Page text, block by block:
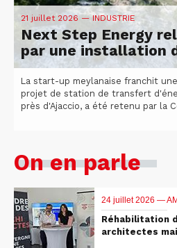
21 juillet 2026 — INDUSTRIE
Next Step Energy
par une installation
La start-up meylanaise franchit
projet de station de transfert
près d'Ajaccio, a été retenu par la
On en parle
24 juillet 2026 —
Réhabilitation
architectes